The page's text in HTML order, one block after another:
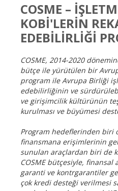
COSME –
KOBİ'LERİN
EDEBİLİRLİĞİ
COSME, 2014-2020
bütçe ile yürütülen bir
program ile Avrupa Birliği
edebilirliğinin ve
ve girişimcilik kültürünün
kurulması ve büyümesi
Program hedeflerinden biri
finansmana erişimlerinin
sunulan araçlardan biri de
COSME bütçesiyle, finansal
garanti ve kontrgarantiler
çok kredi desteği verilmesi